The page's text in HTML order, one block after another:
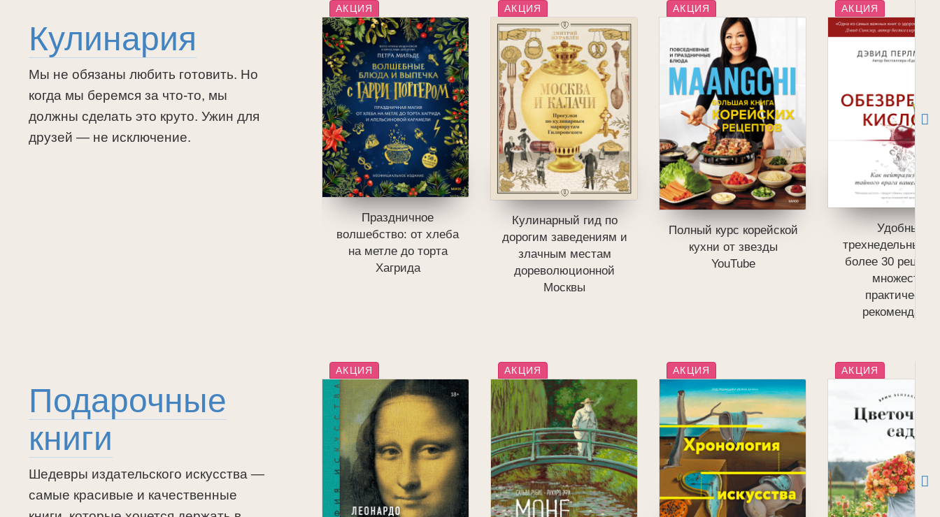
Кулинария
Мы не обязаны любить готовить. Но
когда мы беремся за что-то, мы
должны сделать это круто. Ужин для
друзей — не исключение.
АКЦИЯ
Праздничное
волшебство: от хлеба
на метле до торта
Хагрида
АКЦИЯ
Кулинарный гид по
дорогим заведениям и
злачным местам
дореволюционной
Москвы
АКЦИЯ
Полный курс корейской
кухни от звезды
YouTube
АКЦИЯ
Удобный
трехнедельный
более 30
множество
практических
Подарочные
книги
Шедевры издательского искусства —
самые красивые и качественные
АКЦИЯ АКЦИЯ АКЦИЯ АКЦИЯ